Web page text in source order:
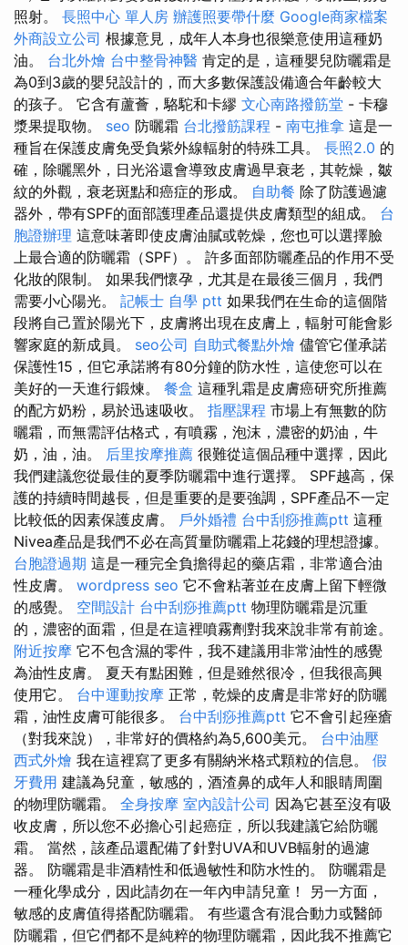
照射。 長照中心 單人房 辦護照要帶什麼 Google商家檔案
外商設立公司 根據意見，成年人本身也很樂意使用這種奶
油。 台北外燴 台中整骨神醫 肯定的是，這種嬰兒防曬霜是
為0到3歲的嬰兒設計的，而大多數保護設備適合年齡較大
的孩子。 它含有蘆薈，駱駝和卡繆 文心南路撥筋堂 - 卡穆
漿果提取物。 seo 防曬霜 台北撥筋課程 - 南屯推拿 這是一
種旨在保護皮膚免受負紫外線輻射的特殊工具。 長照2.0 的
確，除曬黑外，日光浴還會導致皮膚過早衰老，其乾燥，皺
紋的外觀，衰老斑點和癌症的形成。 自助餐 除了防護過濾
器外，帶有SPF的面部護理產品還提供皮膚類型的組成。 台
胞證辦理 這意味著即使皮膚油膩或乾燥，您也可以選擇臉
上最合適的防曬霜（SPF）。 許多面部防曬產品的作用不受
化妝的限制。 如果我們懷孕，尤其是在最後三個月，我們
需要小心陽光。 記帳士 自學 ptt 如果我們在生命的這個階
段將自己置於陽光下，皮膚將出現在皮膚上，輻射可能會影
響家庭的新成員。 seo公司 自助式餐點外燴 儘管它僅承諾
保護性15，但它承諾將有80分鐘的防水性，這使您可以在
美好的一天進行鍛煉。 餐盒 這種乳霜是皮膚癌研究所推薦
的配方奶粉，易於迅速吸收。 指壓課程 市場上有無數的防
曬霜，而無需評估格式，有噴霧，泡沫，濃密的奶油，牛
奶，油，油。 后里按摩推薦 很難從這個品種中選擇，因此
我們建議您從最佳的夏季防曬霜中進行選擇。 SPF越高，保
護的持續時間越長，但是重要的是要強調，SPF產品不一定
比較低的因素保護皮膚。 戶外婚禮 台中刮痧推薦ptt 這種
Nivea產品是我們不必在高質量防曬霜上花錢的理想證據。
台胞證過期 這是一種完全負擔得起的藥店霜，非常適合油
性皮膚。 wordpress seo 它不會粘著並在皮膚上留下輕微
的感覺。 空間設計 台中刮痧推薦ptt 物理防曬霜是沉重
的，濃密的面霜，但是在這裡噴霧劑對我來說非常有前途。
附近按摩 它不包含濕的零件，我不建議用非常油性的感覺
為油性皮膚。 夏天有點困難，但是雖然很冷，但我很高興
使用它。 台中運動按摩 正常，乾燥的皮膚是非常好的防曬
霜，油性皮膚可能很多。 台中刮痧推薦ptt 它不會引起痤瘡
（對我來說），非常好的價格約為5,600美元。 台中油壓
西式外燴 我在這裡寫了更多有關納米格式顆粒的信息。 假
牙費用 建議為兒童，敏感的，酒渣鼻的成年人和眼睛周圍
的物理防曬霜。 全身按摩 室內設計公司 因為它甚至沒有吸
收皮膚，所以您不必擔心引起癌症，所以我建議它給防曬
霜。 當然，該產品還配備了針對UVA和UVB輻射的過濾
器。 防曬霜是非酒精性和低過敏性和防水性的。 防曬霜是
一種化學成分，因此請勿在一年內申請兒童！ 另一方面，
敏感的皮膚值得搭配防曬霜。 有些還含有混合動力或醫師
防曬霜，但它們都不是純粹的物理防曬霜，因此我不推薦它